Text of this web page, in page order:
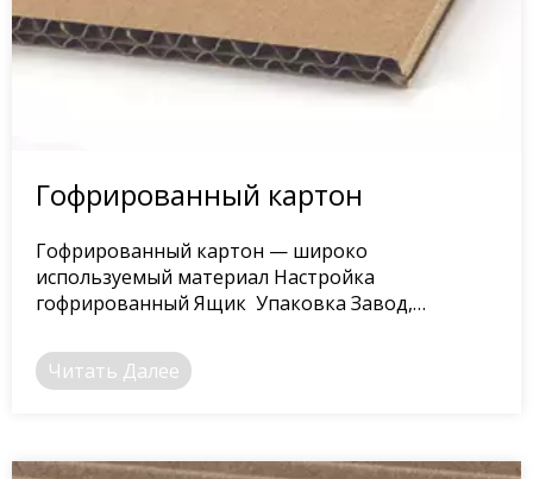
Гофрированный картон
Гофрированный картон — широко
используемый материал Настройка
гофрированный Ящик Упаковка Завод,
ценой.
Читать Далее